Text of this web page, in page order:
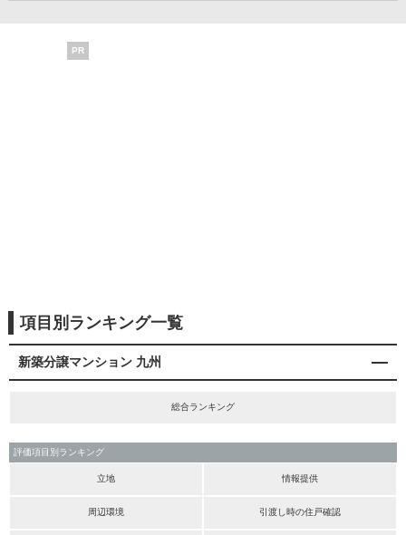
PR
項目別ランキング一覧
新築分譲マンション 九州
総合ランキング
評価項目別ランキング
立地 情報提供
周辺環境 引渡し時の住戸確認